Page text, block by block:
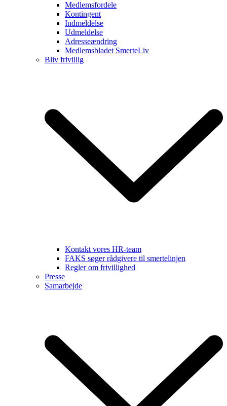
Medlemsfordele
Kontingent
Indmeldelse
Udmeldelse
Adresseændring
Medlemsbladet SmerteLiv
Bliv frivillig
Kontakt vores HR-team
FAKS søger rådgivere til smertelinjen
Regler om frivillighed
Presse
Samarbejde